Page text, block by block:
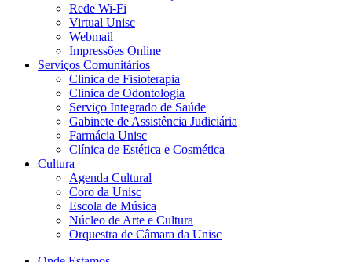
Rede Wi-Fi
Virtual Unisc
Webmail
Impressões Online
Serviços Comunitários
Clinica de Fisioterapia
Clinica de Odontologia
Serviço Integrado de Saúde
Gabinete de Assistência Judiciária
Farmácia Unisc
Clínica de Estética e Cosmética
Cultura
Agenda Cultural
Coro da Unisc
Escola de Música
Núcleo de Arte e Cultura
Orquestra de Câmara da Unisc